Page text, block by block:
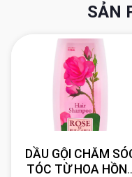
SẢN
DẦU GỘI CHĂM
TÓC TỪ HOA